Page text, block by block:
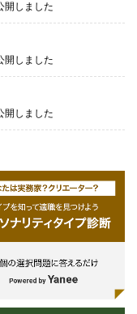
開しました
開しました
開しました